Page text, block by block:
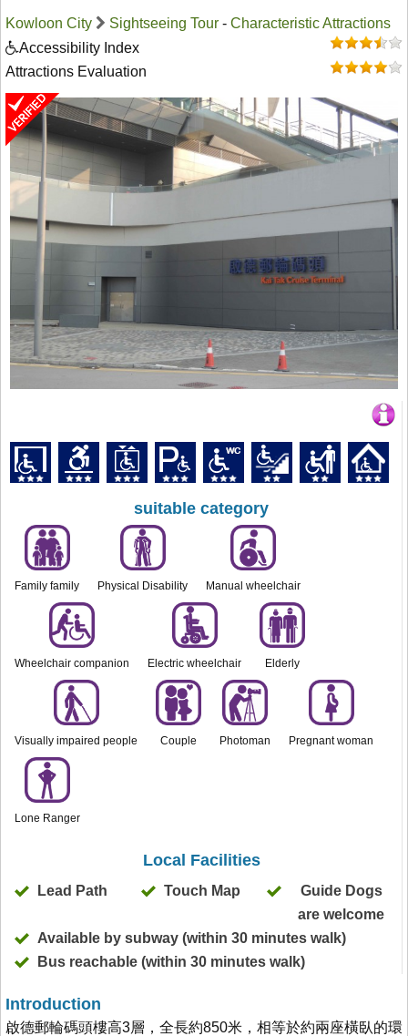
Kowloon City Sightseeing Tour - Characteristic Attractions
Accessibility Index
Attractions Evaluation
suitable category
Family family Physical Disability Manual wheelchair
Wheelchair companion Electric wheelchair Elderly
Visually impaired people Couple Photoman Pregnant woman
Lone Ranger
Local Facilities
Lead Path Touch Map
Guide Dogs
are welcome
Available by subway (within 30 minutes walk)
Bus reachable (within 30 minutes walk)
Introduction
啟德郵輪碼頭樓高3層，全長約850米，相等於約兩座橫臥的環